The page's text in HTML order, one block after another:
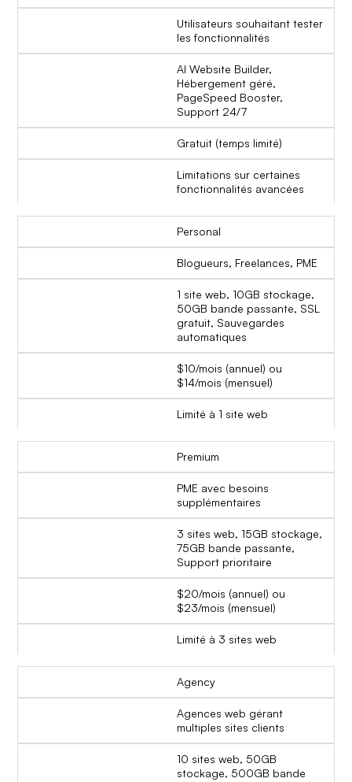
Utilisateurs souhaitant tester
les fonctionnalités
AI Website Builder,
Hébergement géré,
PageSpeed Booster,
Support 24/7
Gratuit (temps limité)
Limitations sur certaines
fonctionnalités avancées
Personal
Blogueurs, Freelances, PME
1 site web, 10GB stockage,
50GB bande passante, SSL
gratuit, Sauvegardes
automatiques
$10/mois (annuel) ou
$14/mois (mensuel)
Limité à 1 site web
Premium
PME avec besoins
supplémentaires
3 sites web, 15GB stockage,
75GB bande passante,
Support prioritaire
$20/mois (annuel) ou
$23/mois (mensuel)
Limité à 3 sites web
Agency
Agences web gérant
multiples sites clients
10 sites web, 50GB
stockage, 500GB bande